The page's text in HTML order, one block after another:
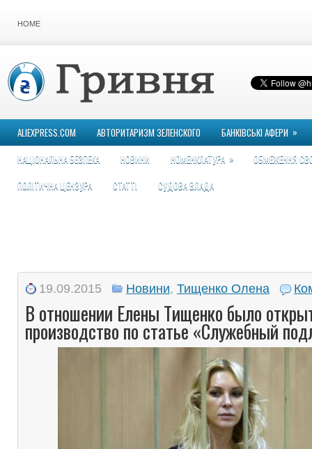
HOME
ALIEXPRESS.COM АВТОРИТАРИЗМ ЗЕЛЕНСКОГО БАНКІВСЬКІ АФЕРИ »
НАЦІОНАЛЬНА БЕЗПЕКА
НОВИНИ НОМЕНКЛАТУРА »
ОБМЕЖЕННЯ
ПОЛІТИЧНА ЦЕНЗУРА
СТАТТІ СУДОВА ВЛАДА
19.09.2015 Новини, Тищенко Олена
В отношении Елены Тищенко было
производство по статье «Служебный